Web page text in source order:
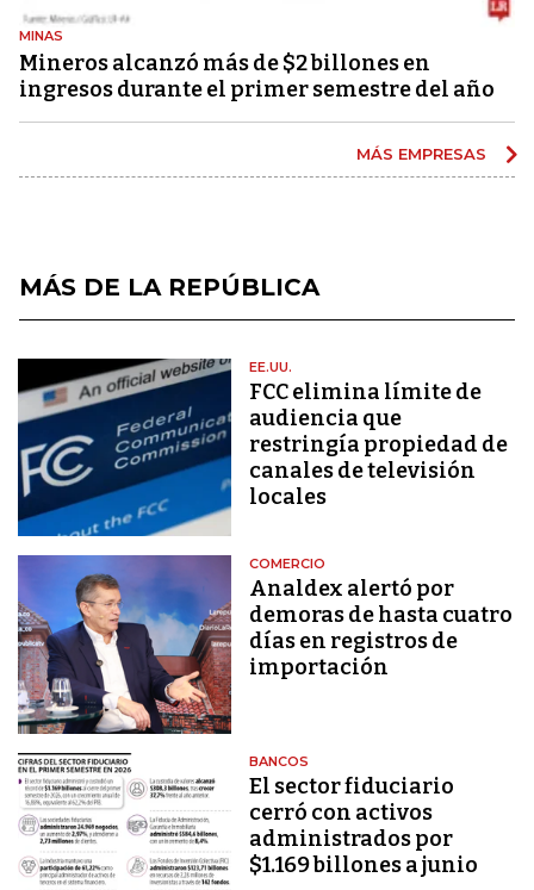
MINAS
Mineros alcanzó más de $2 billones en
ingresos durante el primer semestre del año
MÁS EMPRESAS
MÁS DE LA REPÚBLICA
EE.UU.
FCC elimina límite de
audiencia que
restringía propiedad de
canales de televisión
locales
COMERCIO
Analdex alertó por
demoras de hasta cuatro
días en registros de
importación
BANCOS
El sector fiduciario
cerró con activos
administrados por
$1.169 billones a junio